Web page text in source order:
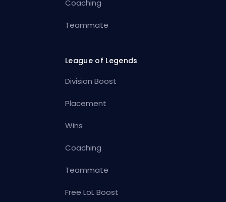
Coaching
Teammate
League of Legends
Division Boost
Placement
Wins
Coaching
Teammate
Free LoL Boost